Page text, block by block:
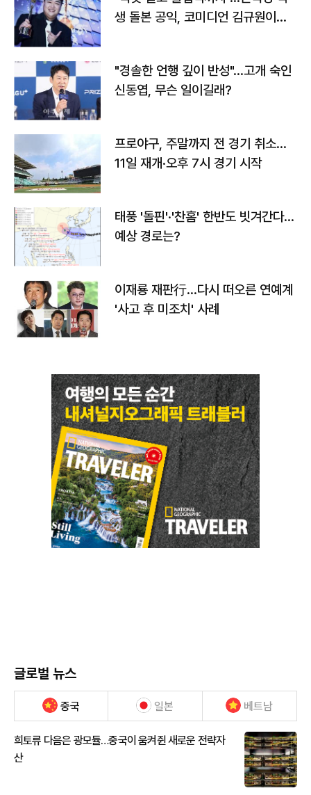
생 돌본 공익, 코미디언 김규원이었
"경솔한 언행 깊이 반성"…고개 숙인
신동엽, 무슨 일이길래?
프로야구, 주말까지 전 경기 취소…
11일 재개·오후 7시 경기 시작
태풍 '돌핀'·'찬홈' 한반도 빗겨간다…
예상 경로는?
이재룡 재판行…다시 떠오른 연예계
'사고 후 미조치' 사례
글로벌 뉴스
중국 일본 베트남
희토류 다음은 광모듈…중국이 움켜쥔 새로운 전략자
산